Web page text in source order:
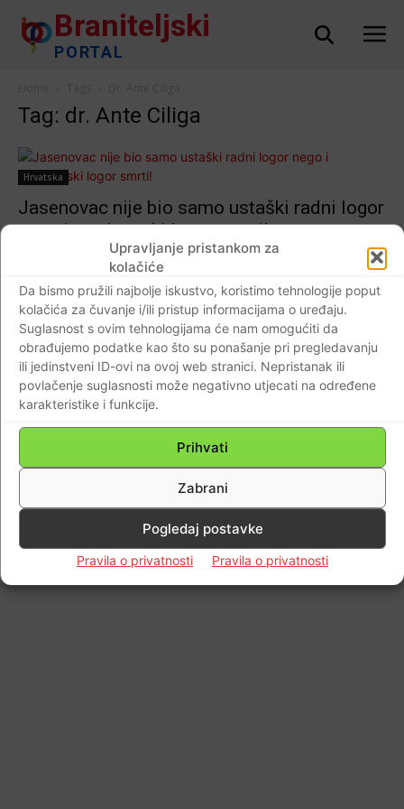
Upravljanje pristankom za
kolačiće
Da bismo pružili najbolje iskustvo, koristimo tehnologije poput
kolačića za čuvanje i/ili pristup informacijama o uređaju.
Suglasnost s ovim tehnologijama će nam omogućiti da
obrađujemo podatke kao što su ponašanje pri pregledavanju
ili jedinstveni ID-ovi na ovoj web stranici. Nepristanak ili
povlačenje suglasnosti može negativno utjecati na određene
karakteristike i funkcije.
Prihvati
Zabrani
Pogledaj postavke
Pravila o privatnosti Pravila o privatnosti
Braniteljski
PORTAL
Tag: dr. Ante Ciliga
Hrvatska
Jasenovac nije bio samo ustaški radni logor
nego i partizanski logor smrti!
Braniteljski portal - 08.11.2018 11
Impressum Kontaktirajte nas Pravila o privatnosti
© Newspaper WordPress Theme by TagDiv